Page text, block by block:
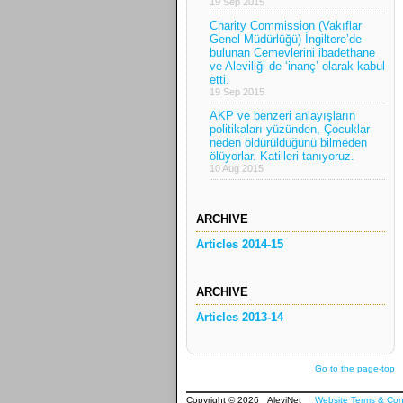
Charity Commission (Vakıflar
Genel Müdürlüğü) İngiltere’de
bulunan Cemevlerini ibadethane
ve Aleviliği de ‘inanç’ olarak kabul
etti.
19 Sep 2015
AKP ve benzeri anlayışların
politikaları yüzünden, Çocuklar
neden öldürüldüğünü bilmeden
ölüyorlar. Katilleri tanıyoruz.
10 Aug 2015
ARCHIVE
Articles 2014-15
ARCHIVE
Articles 2013-14
Go to the page-top
Copyright © 2026 AleviNet Website Terms &